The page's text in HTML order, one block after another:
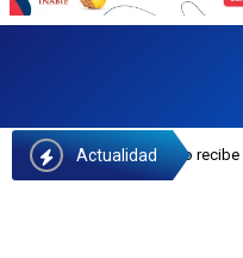
Actualidad
Castillo recibe